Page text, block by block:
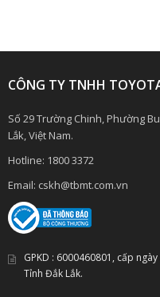
CÔNG TY TNHH
Số 29 Trường Chinh, Phường
Lắk, Việt Nam.
Hotline: 1800 3372
Email: cskh@tbmt.com.vn
GPKD : 6000460801 , cấp ngày
Tỉnh Đắk Lắk.